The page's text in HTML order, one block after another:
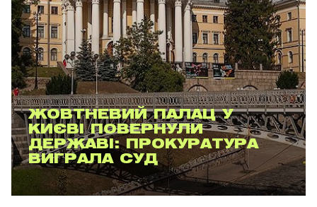
ЖОВТНЕВИЙ ПАЛАЦ У
КИЄВІ ПОВЕРНУЛИ
ДЕРЖАВІ: ПРОКУРАТУРА
ВИГРАЛА СУД